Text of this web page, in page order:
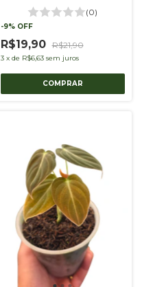
(0)
-9% OFF
R$19,90 R$21,90
3 x de R$6,63 sem juros